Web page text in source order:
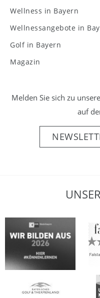
Wellness in Bayern
Wellnessangebote in
Golf in Bayern
Magazin
Melden Sie sich zu
auf